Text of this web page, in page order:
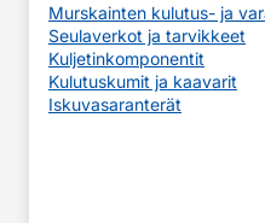
Murskainten kulutus- ja
Seulaverkot ja tarvikkeet
Kuljetinkomponentit
Kulutuskumit ja kaavarit
Iskuvasaranterät